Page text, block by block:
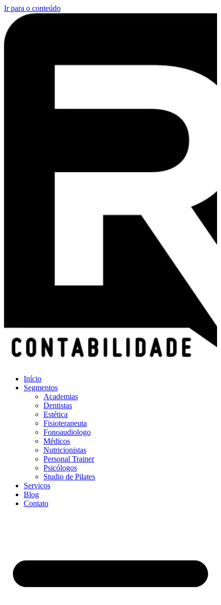
Ir para o conteúdo
Início
Segmentos
Academias
Dentistas
Estética
Fisioterapeuta
Fonoaudiologo
Médicos
Nutricionistas
Personal Trainer
Psicólogos
Studio de Pilates
Serviços
Blog
Contato